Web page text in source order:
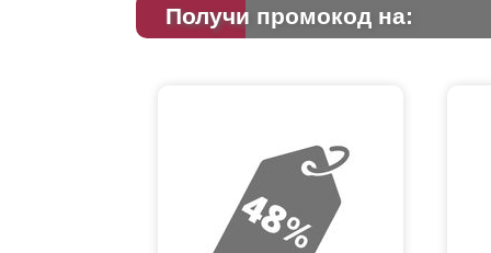
Получи промокод на: